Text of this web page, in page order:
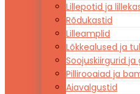
Lillepotid ja
Rõdukastid
Lilleamplid
Lõkkealused ja
Soojuskiirgurid
Pillirooaiad ja
Aiavalgustid